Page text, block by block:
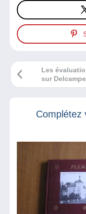
Les
sur
critère de
Complétez